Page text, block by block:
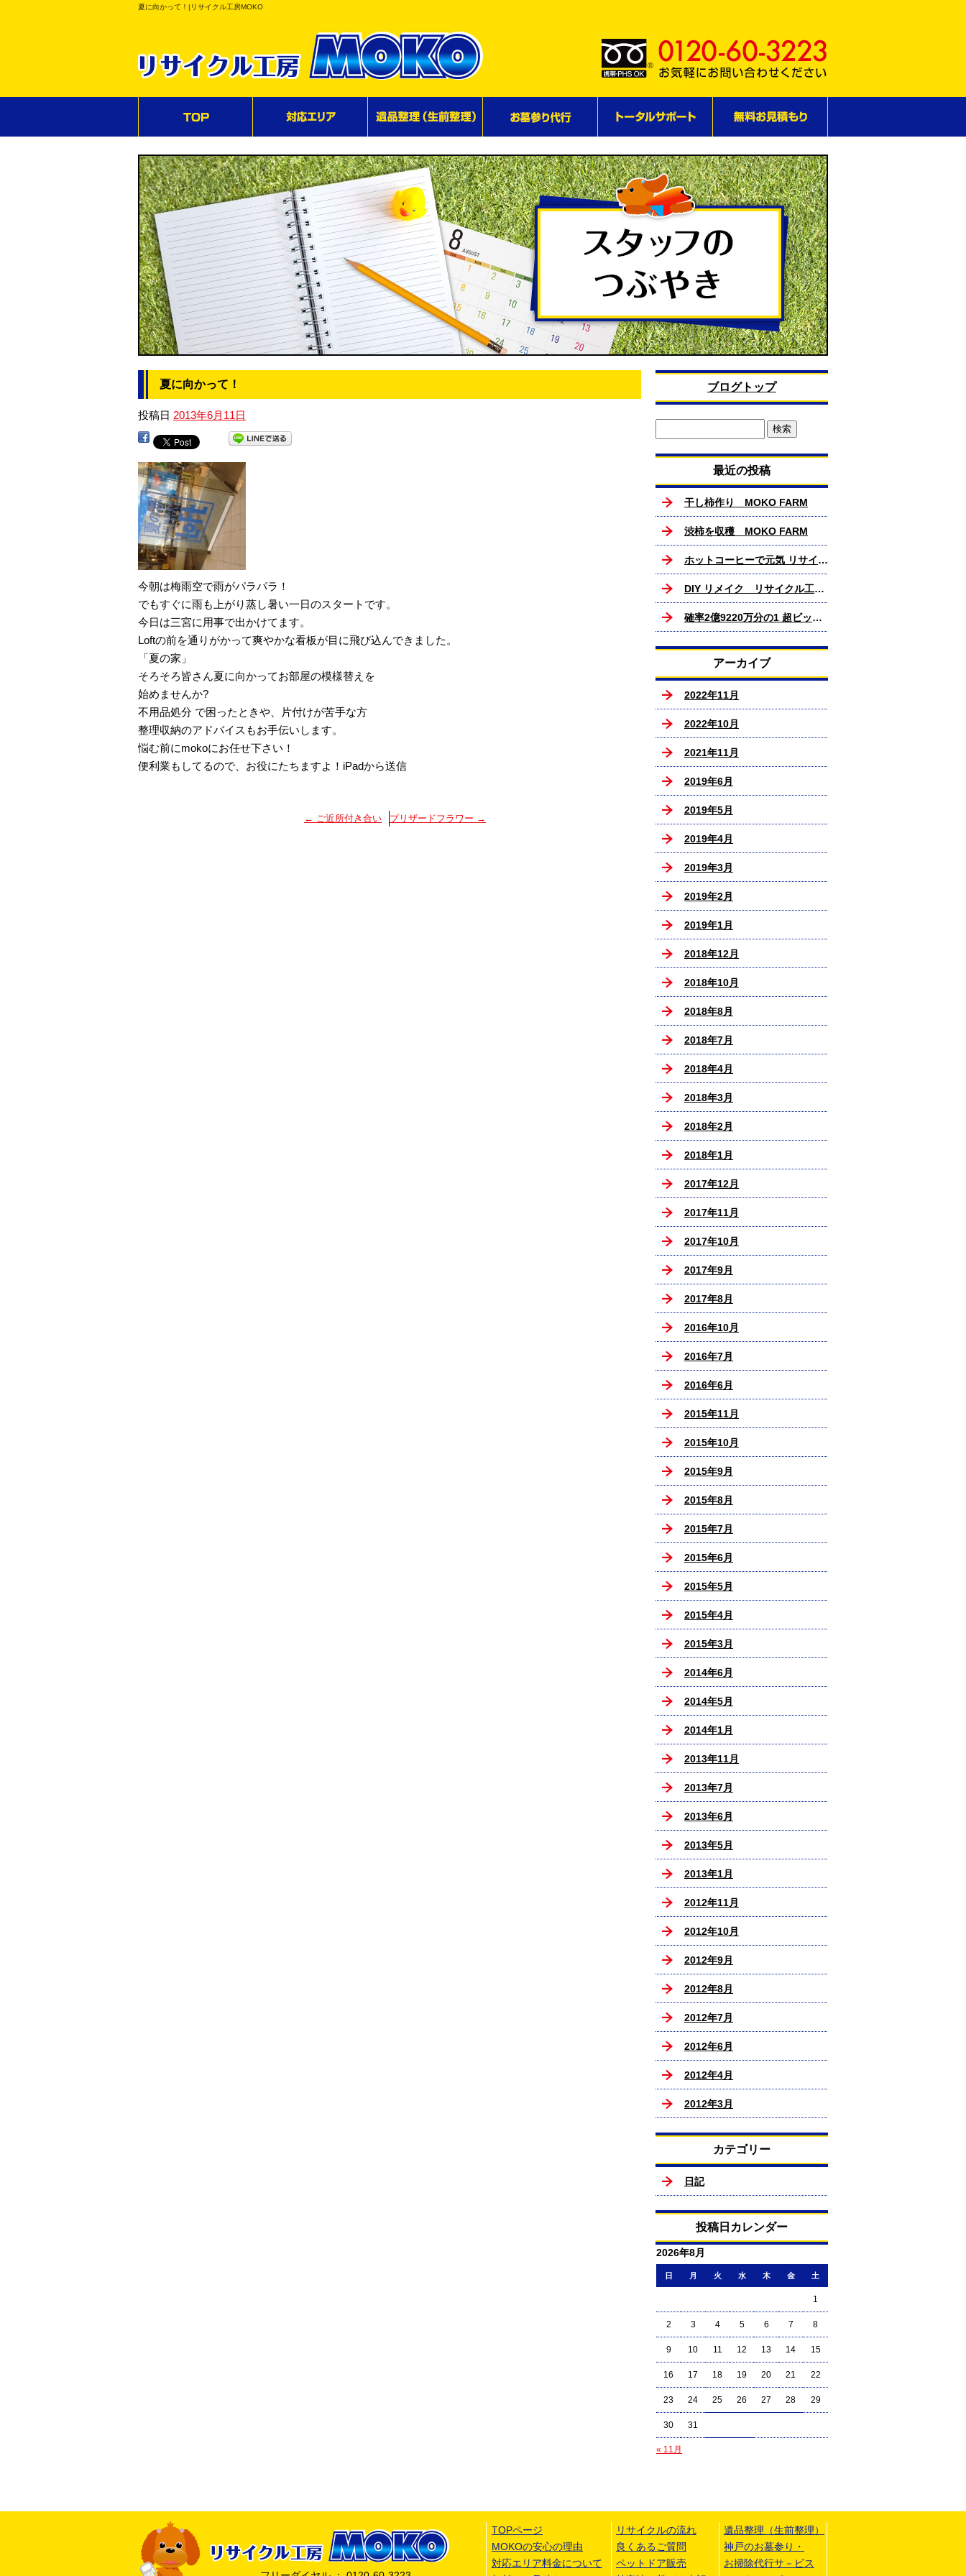
夏に向かって！|リサイクル工房MOKO
夏に向かって！
投稿日 2013年6月11日
今朝は梅雨空で雨がパラパラ！
でもすぐに雨も上がり蒸し暑い一日のスタートです。
今日は三宮に用事で出かけてます。
Loftの前を通りがかって爽やかな看板が目に飛び込んできました。
「夏の家」
そろそろ皆さん夏に向かってお部屋の模様替えを
始めませんか?
不用品処分 で困ったときや、片付けが苦手な方
整理収納のアドバイスもお手伝いします。
悩む前にmokoにお任せ下さい！
便利業もしてるので、お役にたちますよ！iPadから送信
← ご近所付き合い プリザードフラワー →
ブログトップ
最近の投稿
干し柿作り MOKO FARM
渋柿を収穫 MOKO FARM
ホットコーヒーで元気 リサイクル工房MOKO
DIY リメイク リサイクル工房MOKO
確率2億9220万分の1 超ビックリ
アーカイブ
2022年11月
2022年10月
2021年11月
2019年6月
2019年5月
2019年4月
2019年3月
2019年2月
2019年1月
2018年12月
2018年10月
2018年8月
2018年7月
2018年4月
2018年3月
2018年2月
2018年1月
2017年12月
2017年11月
2017年10月
2017年9月
2017年8月
2016年10月
2016年7月
2016年6月
2015年11月
2015年10月
2015年9月
2015年8月
2015年7月
2015年6月
2015年5月
2015年4月
2015年3月
2014年6月
2014年5月
2014年1月
2013年11月
2013年7月
2013年6月
2013年5月
2013年1月
2012年11月
2012年10月
2012年9月
2012年8月
2012年7月
2012年6月
2012年4月
2012年3月
カテゴリー
日記
投稿日カレンダー
2026年8月
日 月 火 水 木 金 土
« 11月
1
2 3 4 5 6 7 8
9 10 11 12 13 14 15
16 17 18 19 20 21 22
23 24 25 26 27 28 29
30 31
TOPページ
MOKOの安心の理由
対応エリア料金について
リサイクルの流れ
良くあるご質問
ペットドア販売
遺品整理（生前整理）
神戸のお墓参り・
お掃除代行サ－ビス